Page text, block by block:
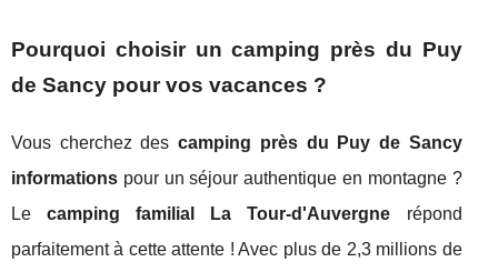
Pourquoi choisir un camping près du Puy
de Sancy pour vos vacances ?
Vous cherchez descamping près du Puy de Sancy
informations pour un séjour authentique en montagne ?
Lecamping familial La Tour-d'Auvergne répond
parfaitement à cette attente ! Avec plus de 2,3 millions de